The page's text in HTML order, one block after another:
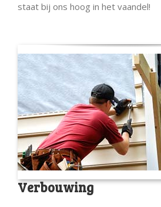
staat bij ons hoog in het vaandel!
Verbouwing